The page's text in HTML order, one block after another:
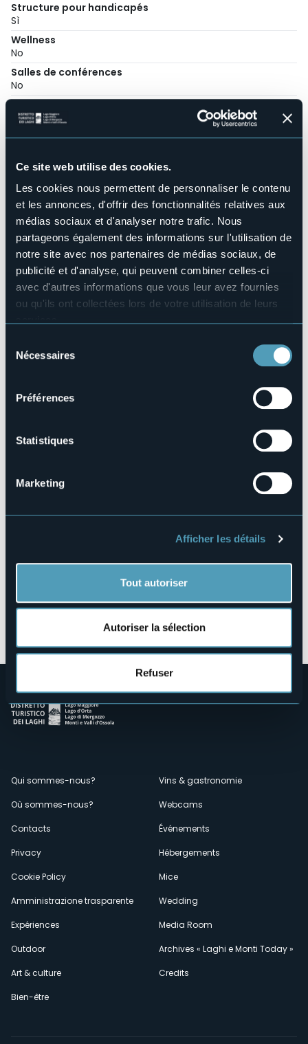
Ce site web utilise des cookies.
Les cookies nous permettent de personnaliser le contenu
et les annonces, d'offrir des fonctionnalités relatives aux
médias sociaux et d'analyser notre trafic. Nous
partageons également des informations sur l'utilisation de
notre site avec nos partenaires de médias sociaux, de
publicité et d'analyse, qui peuvent combiner celles-ci
avec d'autres informations que vous leur avez fournies
ou qu'ils ont collectées lors de votre utilisation de leurs
manière de les gérer et de les supprimer,
cliquez ici
Nécessaires
Préférences
Statistiques
Marketing
Afficher les détails
Tout autoriser
Autoriser la sélection
Refuser
Structure pour handicapés
Sì
Wellness
No
Salles de conférences
No
No
Animaux acceptés
Nombre d'appartements
Nombres de chambres
Nombres de lits
E-mail
ocamannara@yahoo.it
Site Internet
http://www.ocamannara.it
Codice CIR
Réserver
28010 - AMENO (NO)
Ouvrir la carte
Menù
secondario
Qui sommes-nous?
Où sommes-nous?
Contacts
Privacy
Cookie Policy
Amministrazione trasparente
Expériences
Outdoor
Art & culture
Bien-être
Vins & gastronomie
Webcams
Événements
Hébergements
Mice
Wedding
Media Room
Archives « Laghi e Monti Today »
Credits